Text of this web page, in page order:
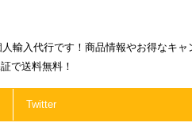
輸入代行です！商品情報やお得なキャ
で送料無料！
Twitter